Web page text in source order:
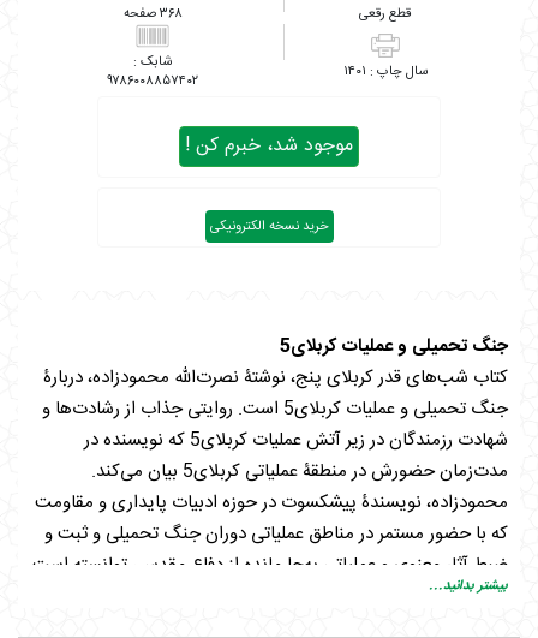
رقعی ۳۶۸
۱۴۰۱ ۹۷۸۶۰۰۸۸۵۷۴۰۲
موجود شد، خبرم کن !
خرید نسخه الکترونیکی
جنگ تحمیلی و عملیات کربلای5
کتاب شب‌های قدر کربلای پنج، نوشتۀ نصرت‌الله محمودزاده، دربارۀ
جنگ تحمیلی و عملیات کربلای5 است. روایتی جذاب از رشادت‌ها و
شهادت رزمندگان در زیر آتش عملیات کربلای5 که نویسنده در
مدت‌زمان حضورش در منطقۀ عملیاتی کربلای5 بیان می‌کند.
محمودزاده، نویسندۀ پیشکسوت در حوزه ادبیات پایداری و مقاومت
که با حضور مستمر در مناطق عملیاتی دوران جنگ تحمیلی و ثبت و
ضبط آثار معنوی و عملیاتی به‌جا مانده از دفاع مقدس، توانسته است
فاخرترین آثار در حوزۀ جنگ را به‌تصویر بکشد. ازجمله آثار این
بیشتر بدانید...